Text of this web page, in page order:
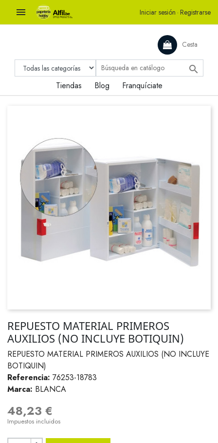
 Iniciar sesión · Registrarse
Cesta

Tiendas Blog Franquíciate
REPUESTO MATERIAL PRIMEROS
AUXILIOS (NO INCLUYE BOTIQUIN)
REPUESTO MATERIAL PRIMEROS AUXILIOS (NO INCLUYE
BOTIQUIN)
Referencia: 76253-18783
Marca: BLANCA
48,23 €
Impuestos incluidos